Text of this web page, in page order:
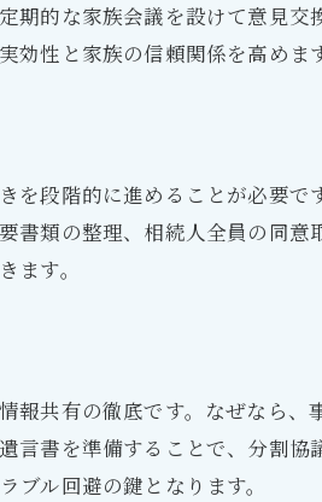
的な家族会議を設けて意見交
性と家族の信頼関係を高めます
段階的に進めることが必要
類の整理、相続人全員の同
す。
共有の徹底です。なぜなら
書を準備することで、分割協
ル回避の鍵となります。